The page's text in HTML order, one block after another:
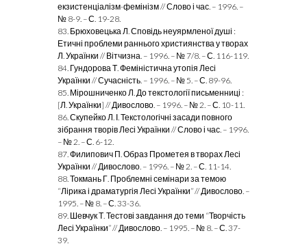
екзистенціалізм-фемінізм // Слово і час. – 1996. –
№ 8-9. – С. 19-28.
83. Брюховецька Л. Сповідь неуярмленої душі :
Етичні проблеми раннього християнства у творах
Л. Українки // Вітчизна. – 1996. – № 7/8. – С. 116-119.
84. Гундорова Т. Феміністична утопія Лесі
Українки // Сучасність. – 1996. – № 5. – С. 89-96.
85. Мірошниченко Л. До текстології письменниці :
[Л. Українки] // Дивослово. – 1996. – № 2. – С. 10-11.
86. Скупейко Л. І. Текстологічні засади повного
зібрання творів Лесі Українки // Слово і час. – 1996.
– № 2. – С. 6-12.
87. Филипович П. Образ Прометея в творах Лесі
Українки // Дивослово. – 1996. – № 2. – С. 11-14.
88. Токмань Г. Проблемні семінари за темою
“Лірика і драматургія Лесі Українки” // Дивослово. –
1995. – № 8. – С. 33-36.
89. Шевчук Т. Тестові завдання до теми “Творчість
Лесі Українки” // Дивослово. – 1995. – № 8. – С. 37-
39.